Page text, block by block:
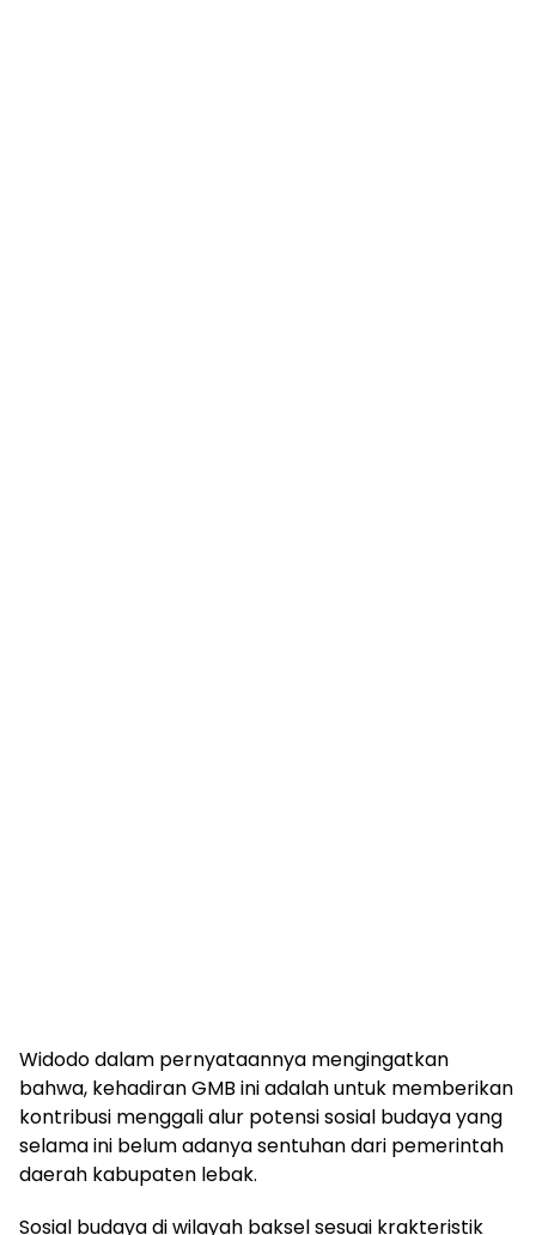
Widodo dalam pernyataannya mengingatkan
bahwa, kehadiran GMB ini adalah untuk memberikan
kontribusi menggali alur potensi sosial budaya yang
selama ini belum adanya sentuhan dari pemerintah
daerah kabupaten lebak.
Sosial budaya di wilayah baksel sesuai krakteristik